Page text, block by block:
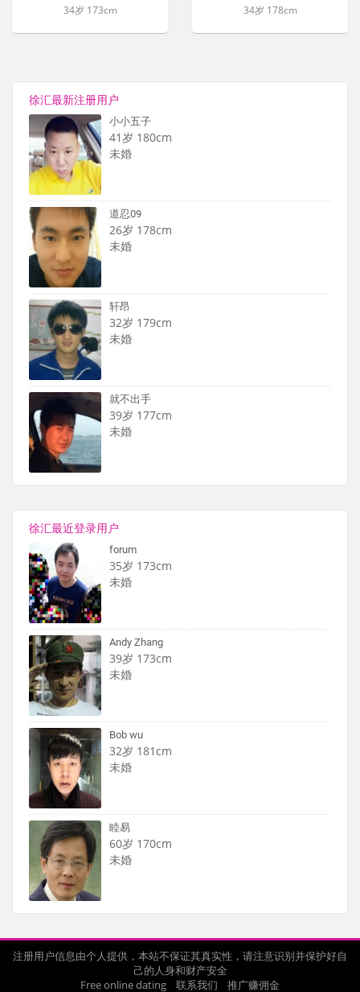
34岁 173cm 34岁 178cm
徐汇最新注册用户
小小五子
41岁 180cm
未婚
道忍09
26岁 178cm
未婚
轩昂
32岁 179cm
未婚
就不出手
39岁 177cm
未婚
徐汇最近登录用户
forum
35岁 173cm
未婚
Andy Zhang
39岁 173cm
未婚
Bob wu
32岁 181cm
未婚
睦易
60岁 170cm
未婚
注册用户信息由个人提供，本站不保证其真实性，请注意识别并保护好自
己的人身和财产安全
Free online dating
联系我们 推广赚佣金